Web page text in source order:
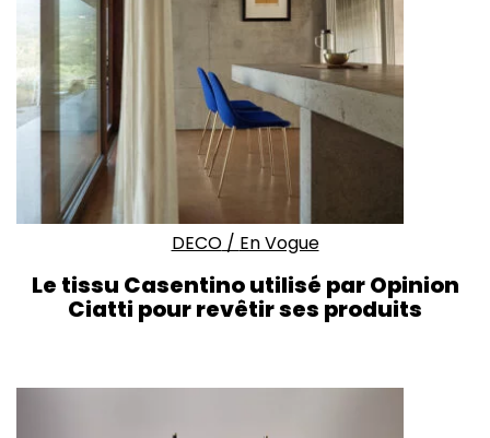
DECO/ En Vogue
Le tissu Casentino utilisé par Opinion
Ciatti pour revêtir ses produits